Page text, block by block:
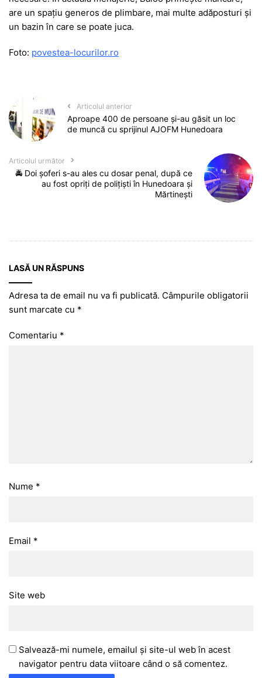
are un spațiu generos de plimbare, mai multe adăposturi și
un bazin în care se poate juca.
Foto: povestea-locurilor.ro
Articolul anterior
Aproape 400 de persoane şi-au găsit un loc
de muncă cu sprijinul AJOFM Hunedoara
Articolul următor
🚔 Doi șoferi s-au ales cu dosar penal, după ce
au fost opriți de polițiști în Hunedoara și
Mărtinești
LASĂ UN RĂSPUNS
Adresa ta de email nu va fi publicată. Câmpurile obligatorii
sunt marcate cu *
Comentariu *
Nume *
Email *
Site web
Salvează-mi numele, emailul și site-ul web în acest
navigator pentru data viitoare când o să comentez.